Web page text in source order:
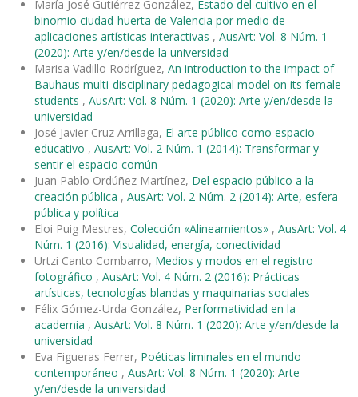
María José Gutiérrez González, Estado del cultivo en el
binomio ciudad-huerta de Valencia por medio de
aplicaciones artísticas interactivas , AusArt: Vol. 8 Núm. 1
(2020): Arte y/en/desde la universidad
Marisa Vadillo Rodríguez, An introduction to the impact of
Bauhaus multi-disciplinary pedagogical model on its female
students , AusArt: Vol. 8 Núm. 1 (2020): Arte y/en/desde la
universidad
José Javier Cruz Arrillaga, El arte público como espacio
educativo , AusArt: Vol. 2 Núm. 1 (2014): Transformar y
sentir el espacio común
Juan Pablo Ordúñez Martínez, Del espacio público a la
creación pública , AusArt: Vol. 2 Núm. 2 (2014): Arte, esfera
pública y política
Eloi Puig Mestres, Colección «Alineamientos» , AusArt: Vol. 4
Núm. 1 (2016): Visualidad, energía, conectividad
Urtzi Canto Combarro, Medios y modos en el registro
fotográfico , AusArt: Vol. 4 Núm. 2 (2016): Prácticas
artísticas, tecnologías blandas y maquinarias sociales
Félix Gómez-Urda González, Performatividad en la
academia , AusArt: Vol. 8 Núm. 1 (2020): Arte y/en/desde la
universidad
Eva Figueras Ferrer, Poéticas liminales en el mundo
contemporáneo , AusArt: Vol. 8 Núm. 1 (2020): Arte
y/en/desde la universidad